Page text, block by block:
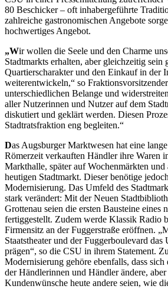
80 Beschicker – oft inhabergeführte
zahlreiche gastronomischen Angebote
hochwertiges Angebot.
„Wir wollen die Seele und den Charme
Stadtmarkts erhalten, aber gleichzeitig sein
Quartierscharakter und den Einkauf in der
weiterentwickeln,“ so
unterschiedlichen Belange und
aller Nutzerinnen und Nutzer auf dem
diskutiert und geklärt werden. Diesen
Stadtratsfraktion eng begleiten.“
Das Augsburger Marktwesen hat eine
Römerzeit verkauften Händler ihre Waren
Markthalle, später auf Wochenmärkten und
heutigen Stadtmarkt. Dieser benötige
Modernisierung. Das Umfeld des
stark verändert: Mit der Neuen
Grottenau seien die ersten Bausteine eines
fertiggestellt. Zudem werde Klassik Radio
Firmensitz an der Fuggerstraße eröffnen.
Staatstheater und der Fuggerboulevard
prägen“, so die CSU in ihrem Statement.
Modernisierung gehöre ebenfalls, dass sich
der Händlerinnen und Händler ändere,
Kundenwünsche heute andere seien, wie